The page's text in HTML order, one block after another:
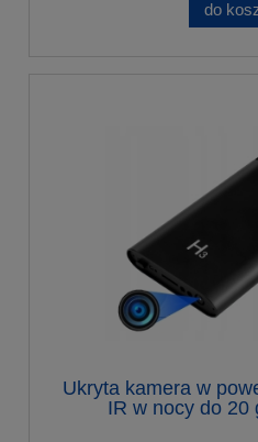
do
Ukryta kamera w
IR w nocy do 20